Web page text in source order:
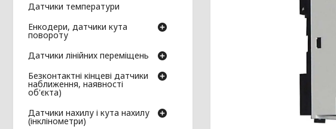
Датчики температури
Енкодери, датчики кута
повороту
Датчики лінійних переміщень
Безконтактні кінцеві датчики
наближення, наявності
об'єкта)
Датчики нахилу і кута нахилу
(інклінометри)